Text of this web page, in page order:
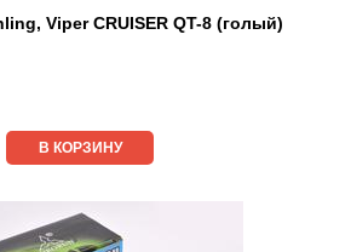
Viper CRUISER QT-8 (голый)
В КОРЗИНУ